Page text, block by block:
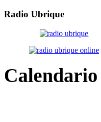
Radio Ubrique
Calendario